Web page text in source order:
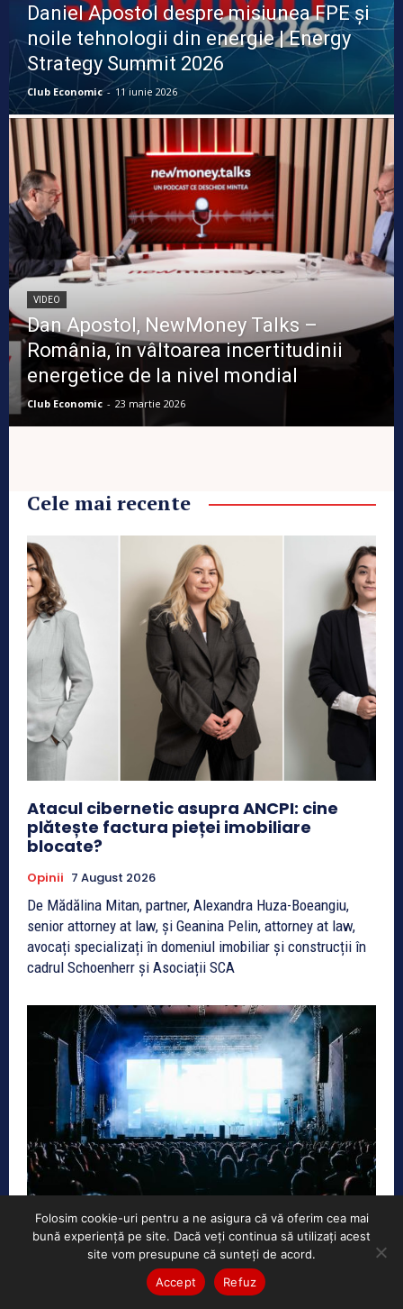
Daniel Apostol despre misiunea FPE și
noile tehnologii din energie | Energy
Strategy Summit 2026
Club Economic - 11 iunie 2026
VIDEO
Dan Apostol, NewMoney Talks –
România, în vâltoarea incertitudinii
energetice de la nivel mondial
Club Economic - 23 martie 2026
Cele mai recente
Atacul cibernetic asupra ANCPI: cine
plătește factura pieței imobiliare
blocate?
Opinii 7 August 2026
De Mădălina Mitan, partner, Alexandra Huza-Boeangiu,
senior attorney at law, și Geanina Pelin, attorney at law,
avocați specializați în domeniul imobiliar și construcții în
cadrul Schoenherr și Asociații SCA
Unul din patru europeni cumpără bilete
online, iar România are a doua cea mai
Folosim cookie-uri pentru a ne asigura că vă oferim cea mai
bună experiență pe site. Dacă veți continua să utilizați acest
site vom presupune că sunteți de acord.
Accept
Refuz